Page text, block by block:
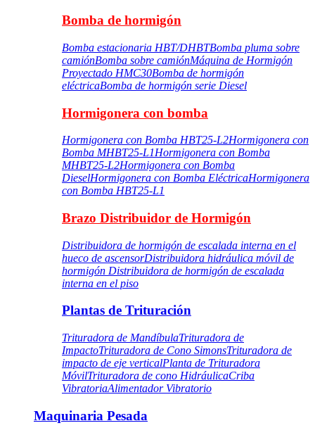
Bomba de hormigón
Bomba estacionaria HBT/DHBTBomba pluma sobre
camiónBomba sobre camiónMáquina de Hormigón
Proyectado HMC30Bomba de hormigón
eléctricaBomba de hormigón serie Diesel
Hormigonera con bomba
Hormigonera con Bomba HBT25-L2Hormigonera con
Bomba MHBT25-L1Hormigonera con Bomba
MHBT25-L2Hormigonera con Bomba
DieselHormigonera con Bomba EléctricaHormigonera
con Bomba HBT25-L1
Brazo Distribuidor de Hormigón
Distribuidora de hormigón de escalada interna en el
hueco de ascensorDistribuidora hidráulica móvil de
hormigón Distribuidora de hormigón de escalada
interna en el piso
Plantas de Trituración
Trituradora de MandíbulaTrituradora de
ImpactoTrituradora de Cono SimonsTrituradora de
impacto de eje verticalPlanta de Trituradora
MóvilTrituradora de cono HidráulicaCriba
VibratoriaAlimentador Vibratorio
Maquinaria Pesada